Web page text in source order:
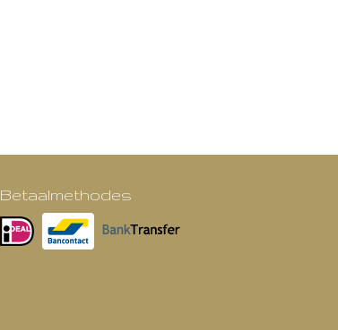
Betaalmethodes